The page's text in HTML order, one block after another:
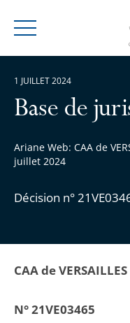
Menu
Base de
Ariane Web: CAA de
juillet 2024
Décision n°
1 JUILLET 2024
CAA de VERSAILLES
N° 21VE03465